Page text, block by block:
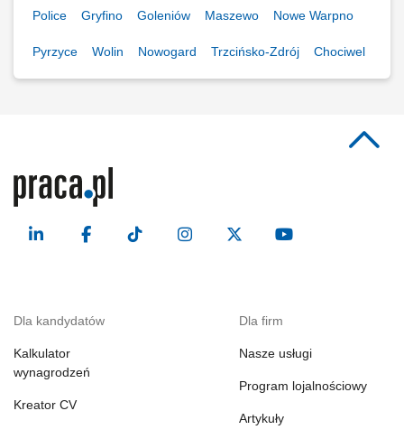
Police Gryfino Goleniów Maszewo Nowe Warpno
Pyrzyce Wolin Nowogard Trzcińsko-Zdrój Chociwel
Dla kandydatów
Kalkulator
wynagrodzeń
Kreator CV
Dla firm
Nasze usługi
Program lojalnościowy
Artykuły